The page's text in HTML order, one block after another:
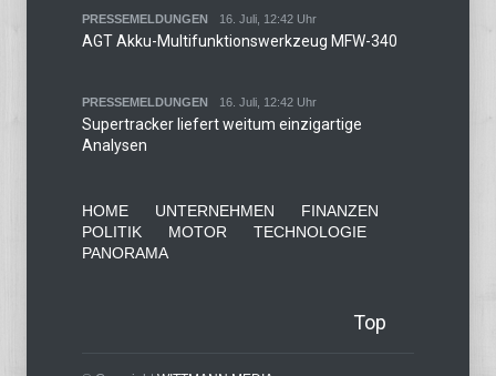
PRESSEMELDUNGEN 16. Juli, 12:42 Uhr
AGT Akku-Multifunktionswerkzeug MFW-340
PRESSEMELDUNGEN 16. Juli, 12:42 Uhr
Supertracker liefert weitum einzigartige
Analysen
HOME UNTERNEHMEN
FINANZEN
POLITIK
MOTOR
TECHNOLOGIE
PANORAMA
Top